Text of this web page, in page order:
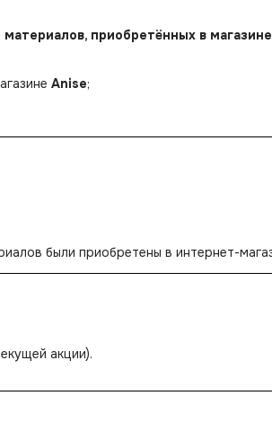
материалов, приобретённых в
Anise;
были приобретены в интернет-
акции).